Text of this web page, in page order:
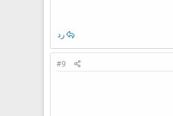
رد
#9